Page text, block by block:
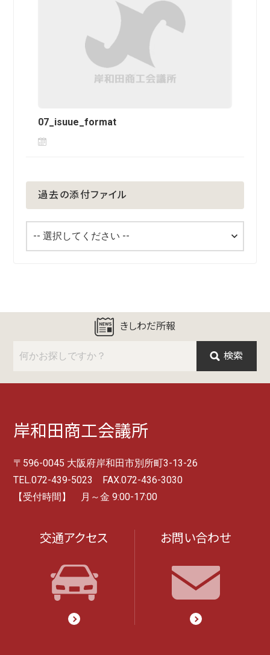
07_isuue_format
過去の添付ファイル
きしわだ所報
検索
岸和田商工会議所
〒596-0045 大阪府岸和田市別所町3-13-26
TEL.072-439-5023 FAX.072-436-3030
【受付時間】 月～金 9:00-17:00
交通アクセス お問い合わせ